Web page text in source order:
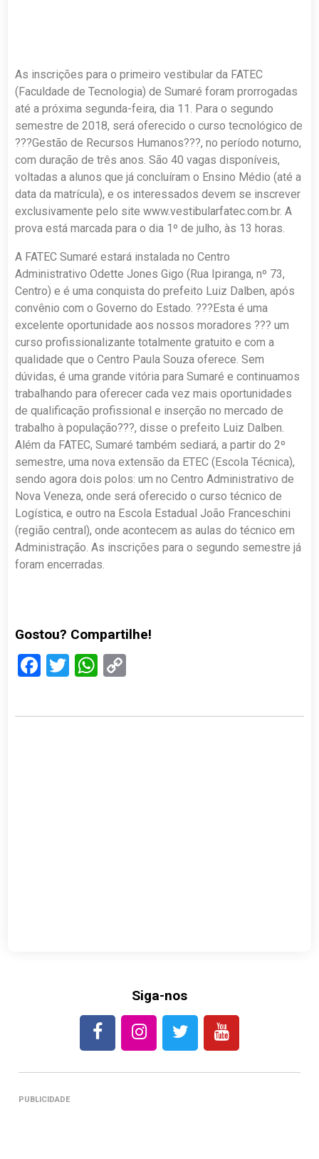
As inscrições para o primeiro vestibular da FATEC
(Faculdade de Tecnologia) de Sumaré foram prorrogadas
até a próxima segunda-feira, dia 11. Para o segundo
semestre de 2018, será oferecido o curso tecnológico de
???Gestão de Recursos Humanos???, no período noturno,
com duração de três anos. São 40 vagas disponíveis,
voltadas a alunos que já concluíram o Ensino Médio (até a
data da matrícula), e os interessados devem se inscrever
exclusivamente pelo site www.vestibularfatec.com.br. A
prova está marcada para o dia 1º de julho, às 13 horas.
A FATEC Sumaré estará instalada no Centro
Administrativo Odette Jones Gigo (Rua Ipiranga, nº 73,
Centro) e é uma conquista do prefeito Luiz Dalben, após
convênio com o Governo do Estado. ???Esta é uma
excelente oportunidade aos nossos moradores ??? um
curso profissionalizante totalmente gratuito e com a
qualidade que o Centro Paula Souza oferece. Sem
dúvidas, é uma grande vitória para Sumaré e continuamos
trabalhando para oferecer cada vez mais oportunidades
de qualificação profissional e inserção no mercado de
trabalho à população???, disse o prefeito Luiz Dalben.
Além da FATEC, Sumaré também sediará, a partir do 2º
semestre, uma nova extensão da ETEC (Escola Técnica),
sendo agora dois polos: um no Centro Administrativo de
Nova Veneza, onde será oferecido o curso técnico de
Logística, e outro na Escola Estadual João Franceschini
(região central), onde acontecem as aulas do técnico em
Administração. As inscrições para o segundo semestre já
foram encerradas.
Gostou? Compartilhe!
Facebook
TwitterWhatsApp
Siga-nos
PUBLICIDADE